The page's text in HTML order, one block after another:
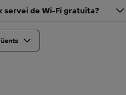
servei de Wi-Fi gratuïta?